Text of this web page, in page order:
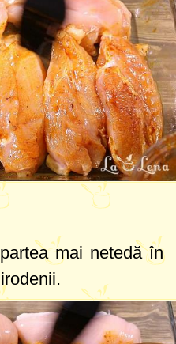
mai netedă în